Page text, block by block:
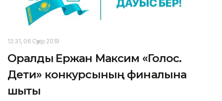
12:31, 06 Сәуір 2019
Оралдық Ержан Максим «Голос.
Дети» конкурсының финалына
шықты